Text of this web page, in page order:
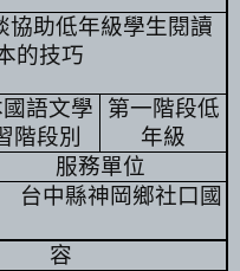
協助低年級學生閱讀
的技巧
語文學
階段別
第一階段低
年級
服務單位
台中縣神岡鄉社口國
容